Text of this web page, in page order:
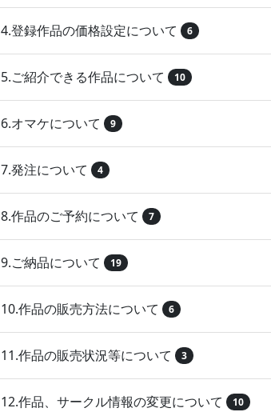
4.登録作品の価格設定について 6
5.ご紹介できる作品について 10
6.オマケについて 9
7.発注について 4
8.作品のご予約について 7
9.ご納品について 19
10.作品の販売方法について 6
11.作品の販売状況等について 3
12.作品、サークル情報の変更について 10